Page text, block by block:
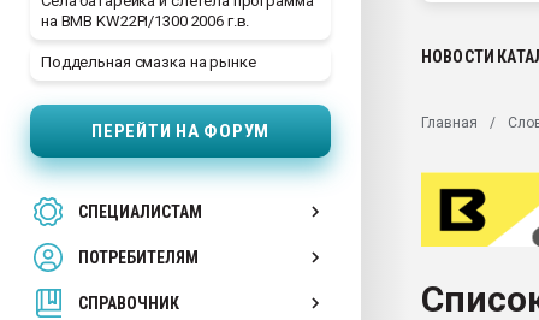
на BMB KW22PI/1300 2006 г.в.
Поддельная смазка на рынке
ПЕРЕЙТИ НА ФОРУМ
СПЕЦИАЛИСТАМ
ПОТРЕБИТЕЛЯМ
СПРАВОЧНИК
Вакуум-формовочные
ближайшее
28.07.2026
первый план в
ситуацией на
НОВОСТИ
Главная